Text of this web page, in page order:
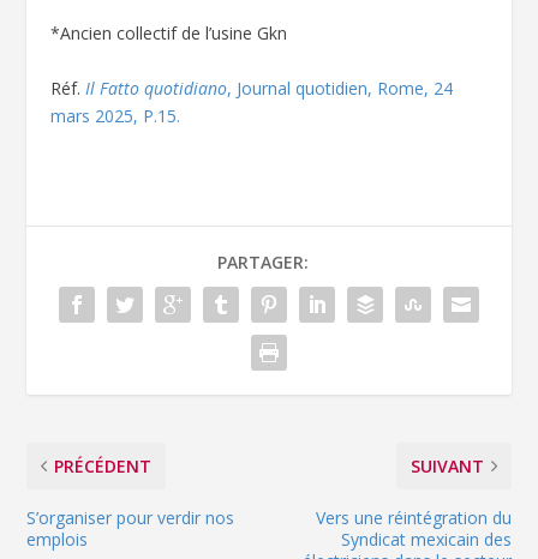
*Ancien collectif de l’usine Gkn
Réf. Il Fatto quotidiano, Journal quotidien, Rome, 24
mars 2025, P.15.
PARTAGER:
PRÉCÉDENT
S’organiser pour verdir nos
emplois
SUIVANT
Vers une réintégration du
Syndicat mexicain des